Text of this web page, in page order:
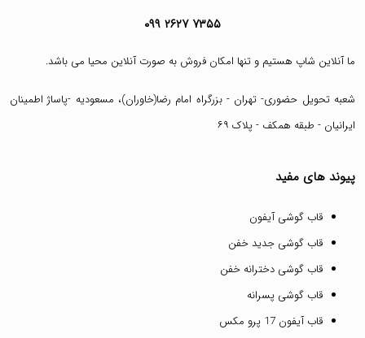
۰۹۹ ۲۶۲۷ ۷۳۵۵
ما آنلاین شاپ هستیم و تنها امکان فروش به صورت آنلاین محیا می باشد.
شعبه تحویل حضوری- تهران - بزرگراه امام رضا(خاوران)، مسعودیه -پاساژ اطمینان
ایرانیان - طبقه همکف - پلاک ۶۹
پیوند های مفید
قاب گوشی آیفون
قاب گوشی جدید خفن
قاب گوشی دخترانه خفن
قاب گوشی پسرانه
قاب آیفون 17 پرو مکس